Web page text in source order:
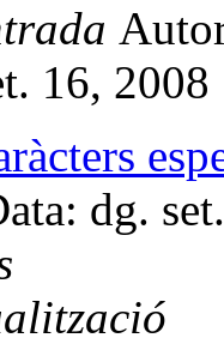
16,
dg.